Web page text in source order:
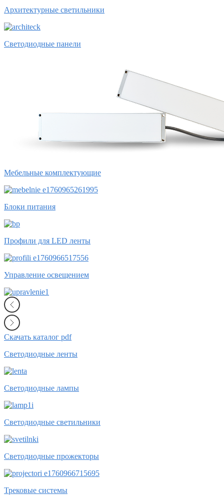
Архитектурные светильники
Светодиодные панели
Мебельные комплектующие
Блоки питания
Профили для LED ленты
Управление освещением
Скачать каталог pdf
Светодиодные ленты
Светодиодные лампы
Светодиодные светильники
Светодиодные прожекторы
Трековые системы